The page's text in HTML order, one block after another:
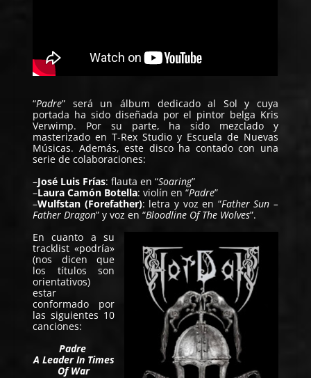
“Padre” será un álbum dedicado al Sol y cuya
portada ha sido diseñada por el pintor belga Kris
Verwimp. Por su parte, ha sido mezclado y
masterizado en T-Rex Studio y Escuela de Nuevas
Músicas. Además, este disco ha contado con una
serie de colaboraciones:
–José Luis Frías: flauta en “Soaring”
–Laura Camón Botella: violín en “Padre”
–Wulfstan (Forefather): letra y voz en “Father Sun –
Father Dragon” y voz en “Bloodline Of The Wolves”.
En cuanto a su
tracklist «podría»
(nos dicen que
los títulos son
orientativos)
estar
conformado por
las siguientes 10
canciones:
Padre
A Leader In Times
Of War